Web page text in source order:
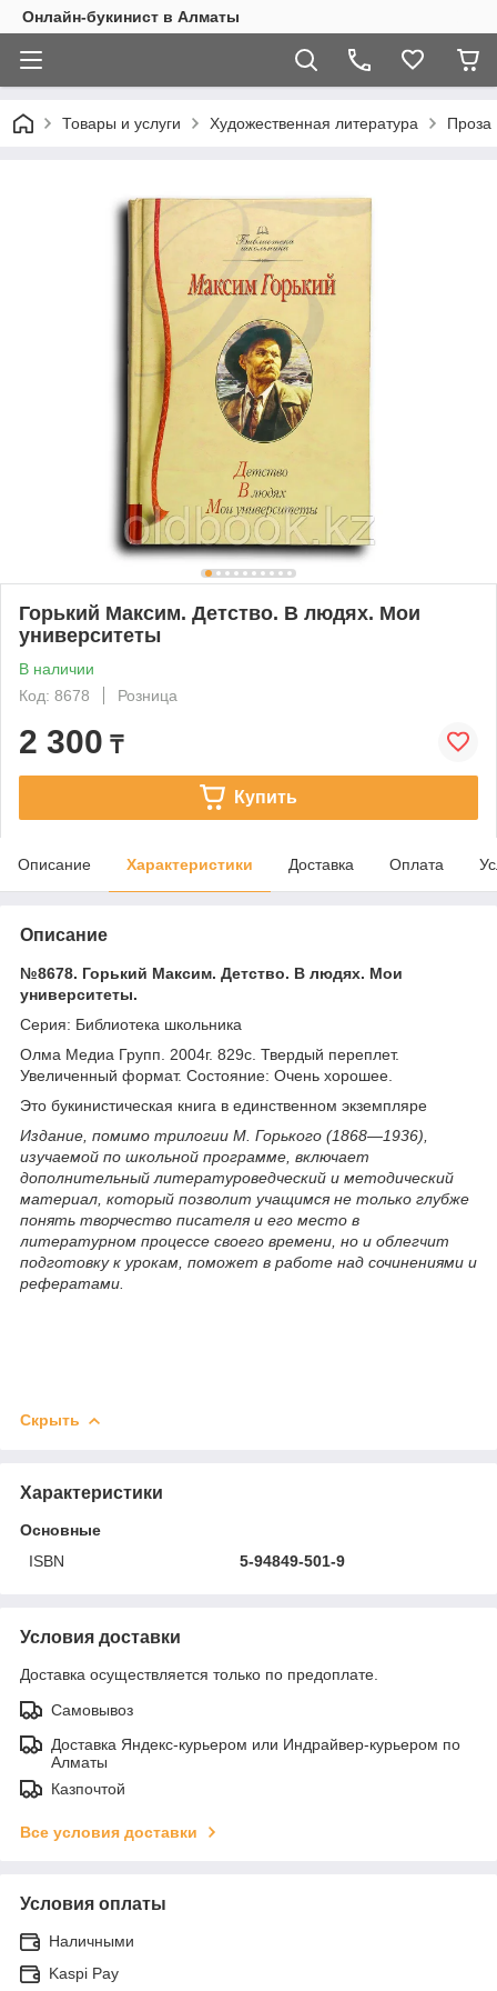
Онлайн-букинист в Алматы
Товары и услуги Художественная литература Проза
Горький Максим. Детство. В людях. Мои
университеты
В наличии
Код: 8678
Розница
2 300 ₸
Купить
Описание Характеристики Доставка Оплата
Описание
№8678. Горький Максим. Детство. В людях. Мои
университеты.
Серия: Библиотека школьника
Олма Медиа Групп. 2004г. 829с. Твердый переплет.
Увеличенный формат. Состояние: Очень хорошее.
Это букинистическая книга в единственном экземпляре
Издание, помимо трилогии М. Горького (1868—1936),
изучаемой по школьной программе, включает
дополнительный литературоведческий и методический
материал, который позволит учащимся не только глубже
понять творчество писателя и его место в
литературном процессе своего времени, но и облегчит
подготовку к урокам, поможет в работе над сочинениями и
рефератами.
Скрыть
Характеристики
Основные
ISBN
5-94849-501-9
Условия доставки
Доставка осуществляется только по предоплате.
Самовывоз
Доставка Яндекс-курьером или Индрайвер-курьером по
Алматы
Казпочтой
Все условия доставки
Условия оплаты
Наличными
Kaspi Pay